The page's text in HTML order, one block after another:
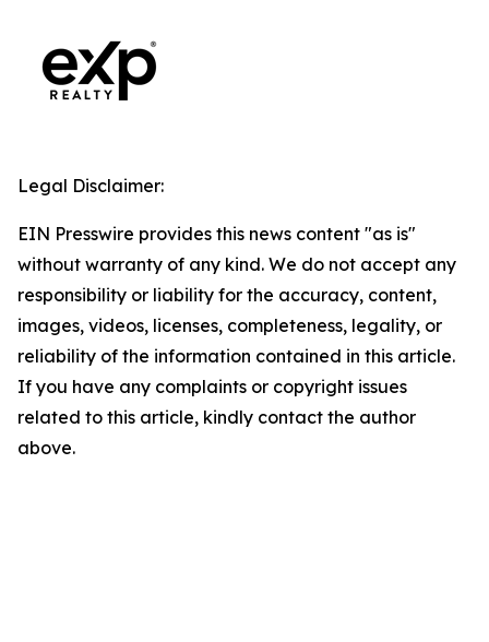
Legal Disclaimer:
EIN Presswire provides this news content "as is"
without warranty of any kind. We do not accept any
responsibility or liability for the accuracy, content,
images, videos, licenses, completeness, legality, or
reliability of the information contained in this article.
If you have any complaints or copyright issues
related to this article, kindly contact the author
above.